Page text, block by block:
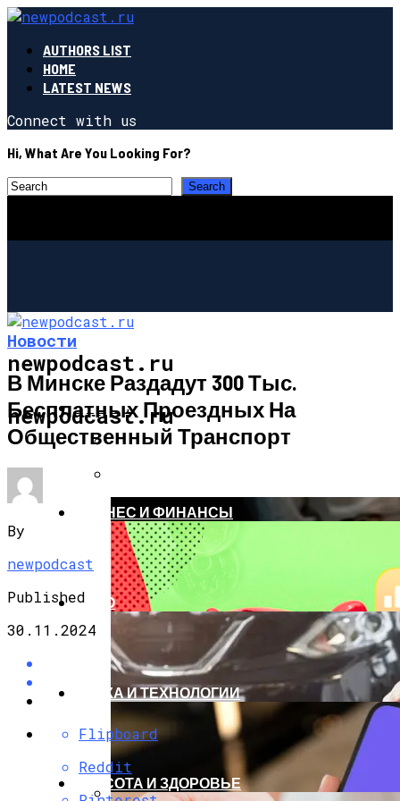
AUTHORS LIST
HOME
LATEST NEWS
Connect with us
Hi, What Are You Looking For?
newpodcast.ru
newpodcast.ru
НОВОСТИ
Черновик
БИЗНЕС И ФИНАНСЫ
АВТО
НАУКА И ТЕХНОЛОГИИ
КРАСОТА И ЗДОРОВЬЕ
Новости
В Минске Раздадут 300 Тыс.
Бесплатных Проездных На
Общественный Транспорт
By
newpodcast
Published
30.11.2024
Flipboard
Reddit